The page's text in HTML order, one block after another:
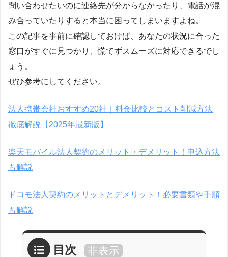
問い合わせたいのに連絡先が分からなかったり、電話が混
み合っていたりすると本当に困ってしまいますよね。
この記事を事前に確認しておけば、あなたの状況に合った
窓口がすぐに見つかり、慌てずスムーズに対応できるでし
ょう。
ぜひ参考にしてください。
法人携帯会社おすすめ20社｜料金比較とコスト削減方法
徹底解説【2025年最新版】
楽天モバイル法人契約のメリット・デメリット！申込方法
も解説
ドコモ法人契約のメリットとデメリット！必要書類や手順
も解説
目次 非表示